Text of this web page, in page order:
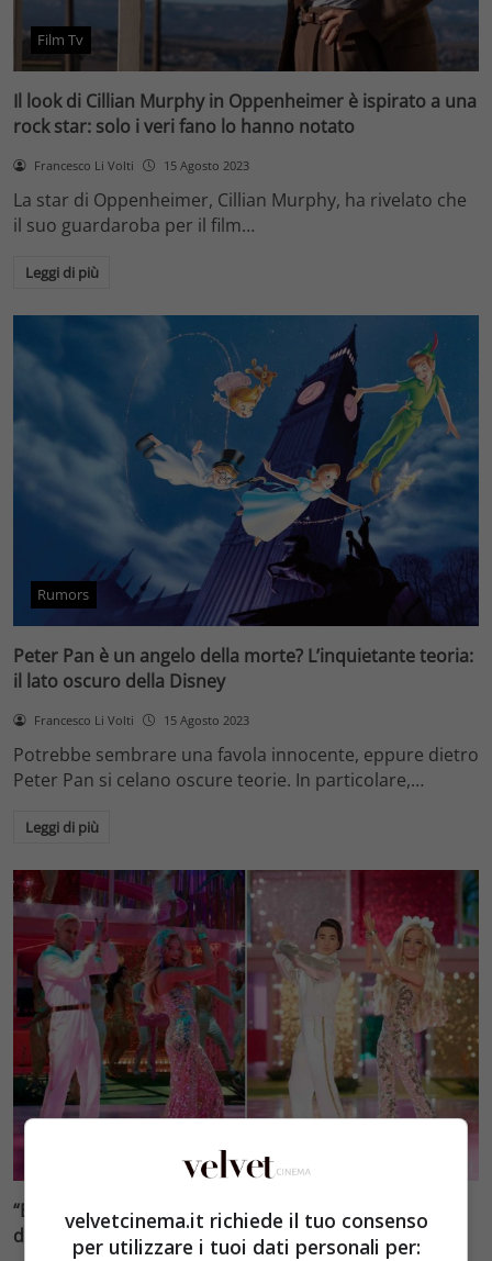
Film Tv
Il look di Cillian Murphy in Oppenheimer è ispirato a una
rock star: solo i veri fano lo hanno notato
Francesco Li Volti 15 Agosto 2023
La star di Oppenheimer, Cillian Murphy, ha rivelato che
il suo guardaroba per il film…
Leggi di più
Rumors
Peter Pan è un angelo della morte? L’inquietante teoria:
il lato oscuro della Disney
Francesco Li Volti 15 Agosto 2023
Potrebbe sembrare una favola innocente, eppure dietro
Peter Pan si celano oscure teorie. In particolare,…
Leggi di più
“Barbie”, il dettaglio che pochi hanno notato: “E’
destino”, nel film c’è anche lei, ecco com’è andata
velvetcinema.it richiede il tuo consenso
per utilizzare i tuoi dati personali per: